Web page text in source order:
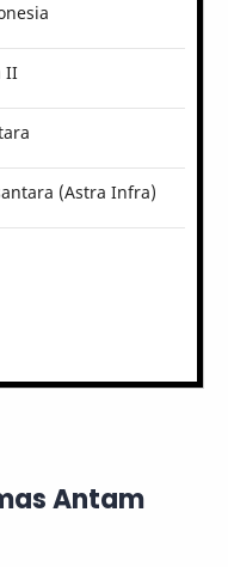
II
(Astra Infra)
Antam